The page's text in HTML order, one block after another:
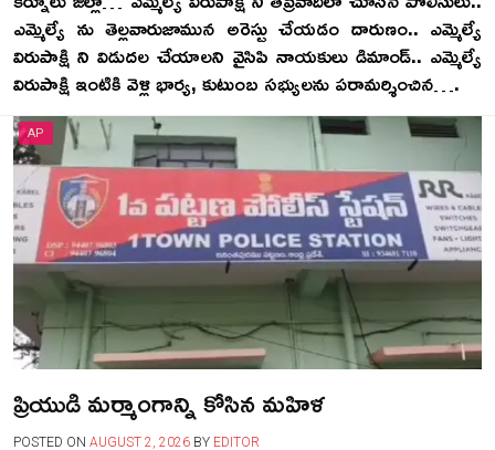
ఎమ్మెల్యే ను తెల్లవారుజామున అరెస్టు చేయడం దారుణం.. ఎమ్మెల్యే
విరుపాక్షి ని విడుదల చేయాలని వైసిపి నాయకులు డిమాండ్.. ఎమ్మెల్యే
విరుపాక్షి ఇంటికి వెళ్లి భార్య, కుటుంబ సభ్యులను పరామర్శించిన….
AP
ప్రియుడి మర్మాంగాన్ని కోసిన మహిళ
POSTED ON AUGUST 2, 2026 BY EDITOR